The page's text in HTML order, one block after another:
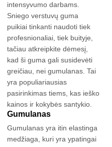
intensyvumo darbams.
Sniego verstuvų guma
puikiai tinkanti naudoti tiek
profesnionaliai, tiek buityje,
tačiau atkreipkite dėmesį,
kad ši guma gali susidevėti
greičiau, nei gumulanas. Tai
yra populiariausias
pasirinkimas tiems, kas ieško
kainos ir kokybės santykio.
Gumulanas
Gumulanas yra itin elastinga
medžiaga, kuri yra ypatingai